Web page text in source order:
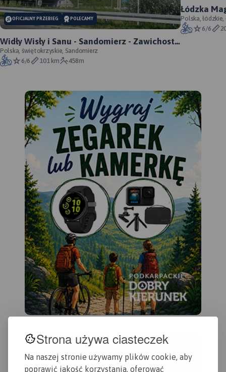
Strona używa ciasteczek
Na naszej stronie używamy plików cookie, aby
poprawić jakość korzystania, oferować
OFICJALNY PRZEBIEG POLECAMY
Widły Wisły i Sanu - Sandomierz - Zawichost -
Annopol - oficjalny przebieg
Polska, świętokrzyskie, Sandomierz
6/6
101 km 458m
Łódzka
Polska, łódzkie,
6/6